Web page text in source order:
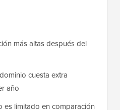
más altas después del
cuesta extra
año
es limitado en comparación